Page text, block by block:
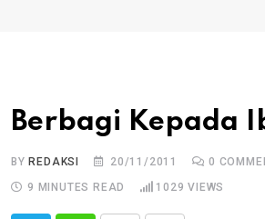
Berbagi Kepada
BYREDAKSI 20/11/2011 0
9 MINUTES READ
1029 VIEWS